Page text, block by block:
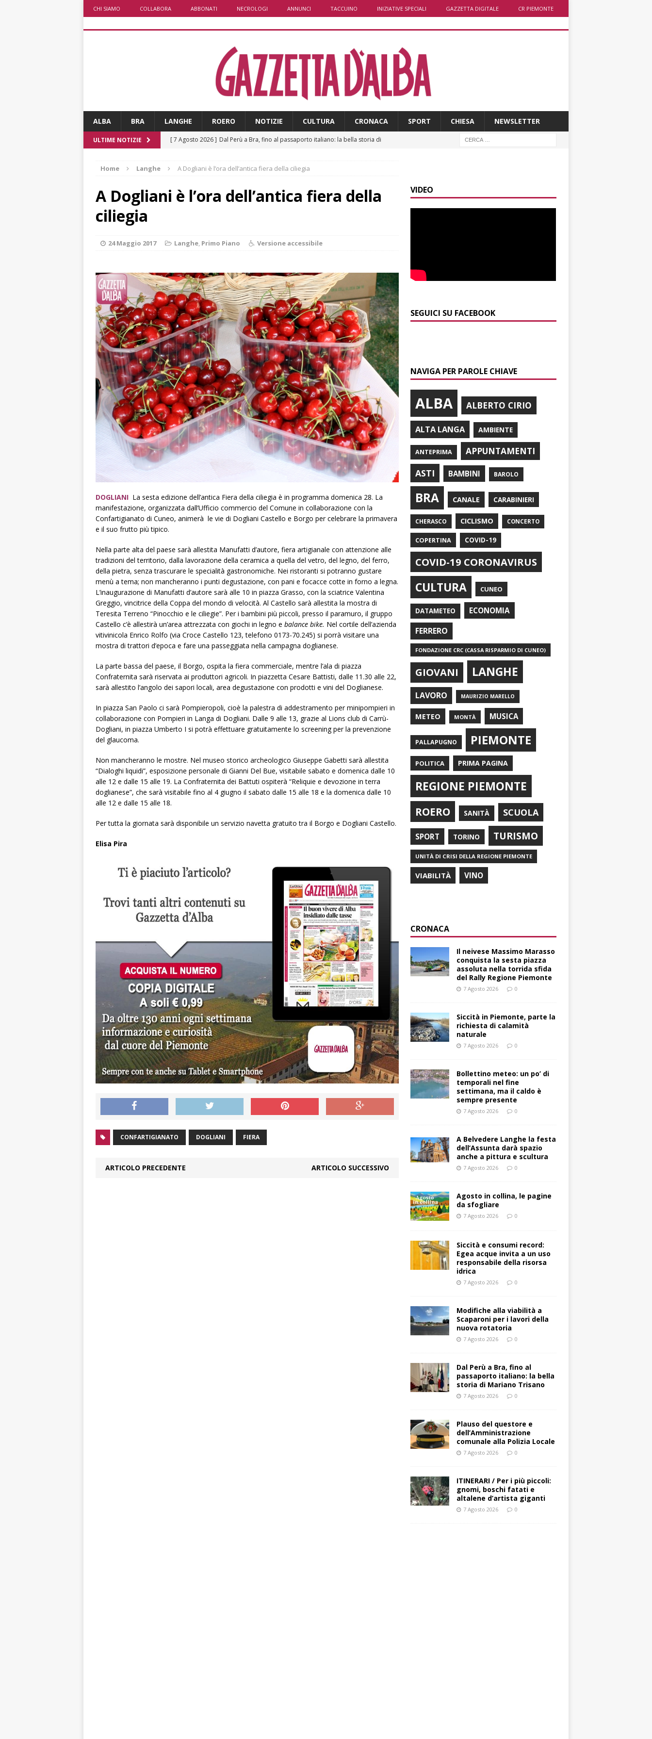
CHI SIAMO COLLABORA ABBONATI NECROLOGI ANNUNCI TACCUINO INIZIATIVE SPECIALI GAZZETTA DIGITALE CR PIEMONTE
ALBA BRA LANGHE ROERO NOTIZIE CULTURA CRONACA SPORT CHIESA NEWSLETTER
ULTIME NOTIZIE [ 7 Agosto 2026 ] ​Dal Perù a Bra, fino al passaporto italiano: la bella storia di
[ 7 Agosto 2026 ] Il neivese Massimo Marasso conquista la sesta piazza assoluta
nella torrida sfida del Rally Regione Piemonte
ALBA
Bollettino meteo: un po’ di temporali nel fine settimana, ma il
[ 7 Agosto 2026 ] A Belvedere Langhe la festa dell’Assunta darà spazio anche a
pittura e scultura
LANGHE
[ 7 Agosto 2026 ] Agosto in collina, le pagine da sfogliare
ALBA
[ 7 Agosto 2026 ] Siccità e consumi record: Egea acque invita a un uso
responsabile della risorsa idrica
ALBA
[ 7 Agosto 2026 ]
Modifiche alla viabilità a Scaparoni per i lavori della nuova
rotatoria
ALBA
Home Langhe A Dogliani è l’ora dell’antica fiera della ciliegia
A Dogliani è l’ora dell’antica fiera della
ciliegia
24 Maggio 2017 Langhe, Primo Piano Versione accessibile
DOGLIANI La sesta edizione dell’antica Fiera della ciliegia è in programma domenica 28. La
manifestazione, organizzata dall’Ufficio commercio del Comune in collaborazione con la
Confartigianato di Cuneo, animerà le vie di Dogliani Castello e Borgo per celebrare la primavera
e il suo frutto più tipico.
Nella parte alta del paese sarà allestita Manufatti d’autore, fiera artigianale con attenzione alle
tradizioni del territorio, dalla lavorazione della ceramica a quella del vetro, del legno, del ferro,
della pietra, senza trascurare le specialità gastronomiche. Nei ristoranti si potranno gustare
menù a tema; non mancheranno i punti degustazione, con pani e focacce cotte in forno a legna.
L’inaugurazione di Manufatti d’autore sarà alle 10 in piazza Grasso, con la sciatrice Valentina
Greggio, vincitrice della Coppa del mondo di velocità. Al Castello sarà allestita la mostra di
Teresita Terreno “Pinocchio e le ciliegie”. Per i bambini più piccoli, presso il paramuro, il gruppo
Castello c’è allestirà un’area attrezzata con giochi in legno e balance bike. Nel cortile dell’azienda
vitivinicola Enrico Rolfo (via Croce Castello 123, telefono 0173-70.245) si porrà visitare una
mostra di trattori d’epoca e fare una passeggiata nella campagna doglianese.
La parte bassa del paese, il Borgo, ospita la fiera commerciale, mentre l’ala di piazza
Confraternita sarà riservata ai produttori agricoli. In piazzetta Cesare Battisti, dalle 11.30 alle 22,
sarà allestito l’angolo dei sapori locali, area degustazione con prodotti e vini del Doglianese.
In piazza San Paolo ci sarà Pompieropoli, cioè la palestra di addestramento per minipompieri in
collaborazione con Pompieri in Langa di Dogliani. Dalle 9 alle 13, grazie al Lions club di Carrù-
Dogliani, in piazza Umberto I si potrà effettuare gratuitamente lo screening per la prevenzione
del glaucoma.
Non mancheranno le mostre. Nel museo storico archeologico Giuseppe Gabetti sarà allestita
“Dialoghi liquidi”, esposizione personale di Gianni Del Bue, visitabile sabato e domenica dalle 10
alle 12 e dalle 15 alle 19. La Confraternita dei Battuti ospiterà “Reliquie e devozione in terra
doglianese”, che sarà visitabile fino al 4 giugno il sabato dalle 15 alle 18 e la domenica dalle 10
alle 12 e dalle 15 alle 18.
Per tutta la giornata sarà disponibile un servizio navetta gratuito tra il Borgo e Dogliani Castello.
Elisa Pira
CONFARTIGIANATO DOGLIANI FIERA
ARTICOLO PRECEDENTE ARTICOLO SUCCESSIVO
VIDEO
SEGUICI SU FACEBOOK
NAVIGA PER PAROLE CHIAVE
ALBA ALBERTO CIRIO
ALTA LANGA AMBIENTE
ANTEPRIMA
APPUNTAMENTI
ASTI
BAMBINI BAROLO
BRA CANALE CARABINIERI
CHERASCO CICLISMO CONCERTO
COPERTINA COVID-19
COVID-19 CORONAVIRUS
CULTURA CUNEO
DATAMETEO ECONOMIA
FERRERO
FONDAZIONE CRC (CASSA RISPARMIO DI CUNEO)
GIOVANI LANGHE
LAVORO MAURIZIO MARELLO
METEO MONTÀ MUSICA
PALLAPUGNO PIEMONTE
POLITICA PRIMA PAGINA
REGIONE PIEMONTE
ROERO SANITÀ SCUOLA
SPORT TORINO TURISMO
UNITÀ DI CRISI DELLA REGIONE PIEMONTE
VIABILITÀ VINO
CRONACA
Il neivese Massimo Marasso
conquista la sesta piazza
assoluta nella torrida sfida
del Rally Regione Piemonte
7 Agosto 2026 0
Siccità in Piemonte, parte la
richiesta di calamità
naturale
7 Agosto 2026 0
Bollettino meteo: un po’ di
temporali nel fine
settimana, ma il caldo è
sempre presente
7 Agosto 2026 0
A Belvedere Langhe la festa
dell’Assunta darà spazio
anche a pittura e scultura
7 Agosto 2026 0
Agosto in collina, le pagine
da sfogliare
7 Agosto 2026 0
Siccità e consumi record:
Egea acque invita a un uso
responsabile della risorsa
idrica
7 Agosto 2026 0
Modifiche alla viabilità a
Scaparoni per i lavori della
nuova rotatoria
7 Agosto 2026 0
​Dal Perù a Bra, fino al
passaporto italiano: la bella
storia di Mariano Trisano
7 Agosto 2026 0
Plauso del questore e
dell’Amministrazione
comunale alla Polizia Locale
7 Agosto 2026 0
ITINERARI / Per i più piccoli:
gnomi, boschi fatati e
altalene d’artista giganti
7 Agosto 2026 0